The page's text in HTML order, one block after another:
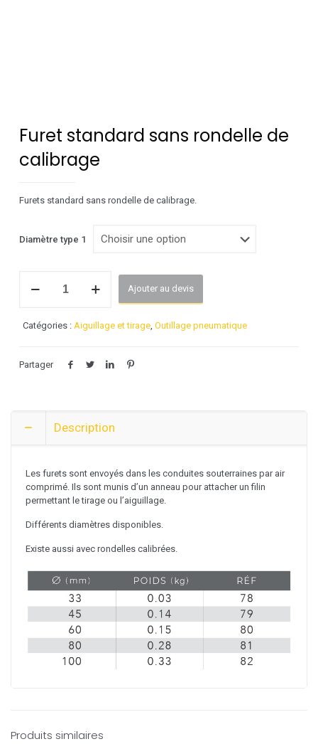
Furet standard sans rondelle de
calibrage
Furets standard sans rondelle de calibrage.
Diamètre type 1
sans
calibrage
Ajouter au devis
Catégories : Aiguillage et tirage, Outillage pneumatique
Partager
Description
Les furets sont envoyés dans les conduites souterraines par air
comprimé. Ils sont munis d’un anneau pour attacher un filin
permettant le tirage ou l’aiguillage.
Différents diamètres disponibles.
Existe aussi avec rondelles calibrées.
Produits similaires